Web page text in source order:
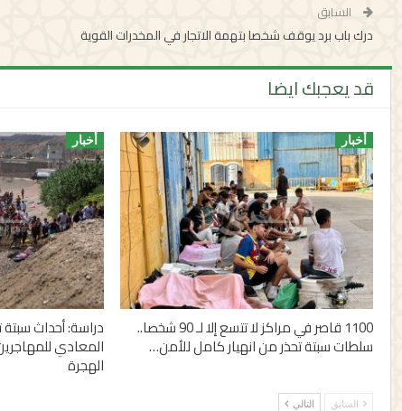
السابق
درك باب برد يوقف شخصا بتهمة الاتجار في المخدرات القوية
قد يعجبك ايضا
أخبار
1100 قاصر في مراكز لا تتسع إلا لـ 90 شخصا..
سلطات سبتة تحذر من انهيار كامل للأمن…
أخبار
دراسة: أحداث
المعادي
الهجرة
السابق التالي